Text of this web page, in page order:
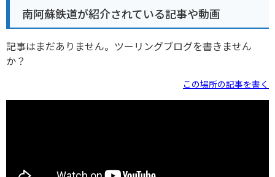
南阿蘇鉄道が紹介されている記事や動画
記事はまだありません。ツーリングブログを書きません
か？
この場所の記事を書く